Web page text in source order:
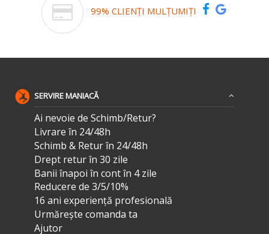
99% CLIENȚI MULȚUMIȚI
SERVIRE MANIACĂ
Ai nevoie de Schimb/Retur?
Livrare în 24/48h
Schimb & Retur în 24/48h
Drept retur în 30 zile
Banii înapoi în cont în 4 zile
Reducere de 3/5/10%
16 ani experiență profesională
Urmărește comanda ta
Ajutor